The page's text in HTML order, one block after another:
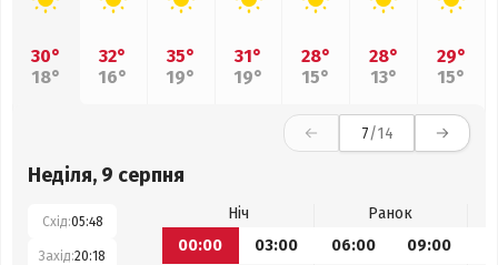
30°
18°
32°
16°
35°
19°
31°
19°
28°
15°
28°
13°
29°
15°
7/14
Неділя, 9 серпня
Схід:05:48
Захід:20:18
Ніч
Ранок
00:00
03:00 06:00 09:00